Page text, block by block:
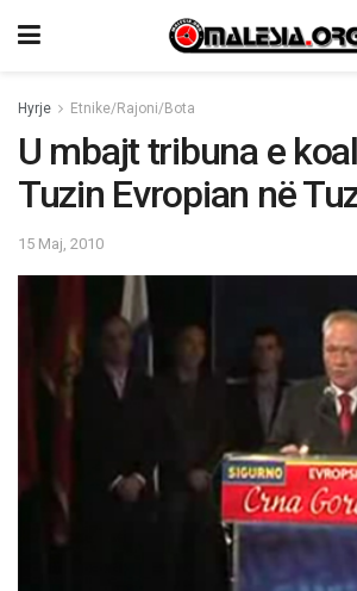
Hyrje Etnike/Rajoni/Bota
U mbajt tribuna e
Tuzin Evropian në
15 Maj, 2010